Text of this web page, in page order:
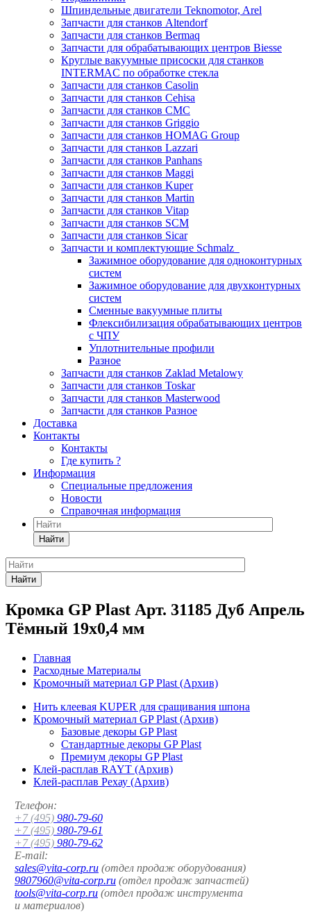
Шпиндельные двигатели Teknomotor, Arel
Запчасти для станков Altendorf
Запчасти для станков Bermaq
Запчасти для обрабатывающих центров Biesse
Круглые вакуумные присоски для станков
INTERMAC по обработке стекла
Запчасти для станков Casolin
Запчасти для станков Cehisa
Запчасти для станков CMC
Запчасти для станков Griggio
Запчасти для станков HOMAG Group
Запчасти для станков Lazzari
Запчасти для станков Panhans
Запчасти для станков Maggi
Запчасти для станков Kuper
Запчасти для станков Martin
Запчасти для станков Vitap
Запчасти для станков SCM
Запчасти для станков Sicar
Запчасти и комплектующие Schmalz
Зажимное оборудование для одноконтурных
систем
Зажимное оборудование для двухконтурных
систем
Сменные вакуумные плиты
Флексибилизация обрабатывающих центров
с ЧПУ
Уплотнительные профили
Разное
Запчасти для станков Zaklad Metalowy
Запчасти для станков Toskar
Запчасти для станков Masterwood
Запчасти для станков Разное
Доставка
Контакты
Контакты
Где купить ?
Информация
Специальные предложения
Новости
Справочная информация
Найти
Найти
Кромка GP Plast Арт. 31185 Дуб Апрель
Тёмный 19x0,4 мм
Главная
Расходные Материалы
Кромочный материал GP Plast (Архив)
Нить клеевая KUPER для сращивания шпона
Кромочный материал GP Plast (Архив)
Базовые декоры GP Plast
Стандартные декоры GP Plast
Премиум декоры GP Plast
Клей-расплав RAYT (Архив)
Клей-расплав Рехау (Архив)
Телефон:
+7 (495) 980-79-60
+7 (495) 980-79-61
+7 (495) 980-79-62
E-mail:
sales@vita-corp.ru (отдел продаж оборудования)
9807960@vita-corp.ru (отдел продаж запчастей)
tools@vita-corp.ru (отдел продаж инструмента
и материалов)